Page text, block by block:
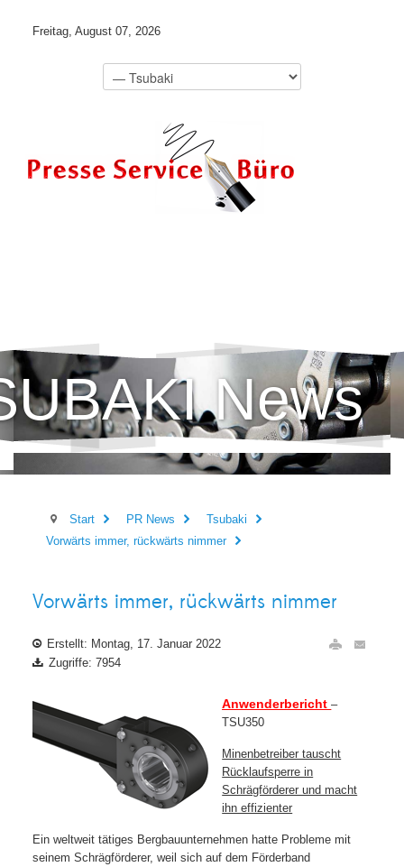
Freitag, August 07, 2026
News
Start PR News
Tsubaki
Vorwärts immer, rückwärts nimmer
Vorwärts immer, rückwärts nimmer
Erstellt: Montag, 17. Januar 2022
Zugriffe: 7954
Anwenderbericht –
TSU350
Minenbetreiber tauscht
Rücklaufsperre in
Schrägförderer und macht
ihn effizienter
Ein weltweit tätiges Bergbauunternehmen hatte Probleme mit
seinem Schrägförderer, weil sich auf dem Förderband